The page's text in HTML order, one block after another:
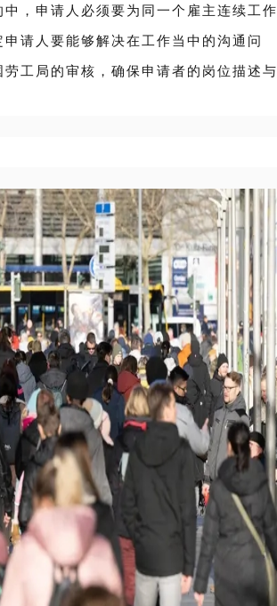
，申请人必须要为同一个雇主连续工作
请人要能够解决在工作当中的沟通问
工局的审核，确保申请者的岗位描述与